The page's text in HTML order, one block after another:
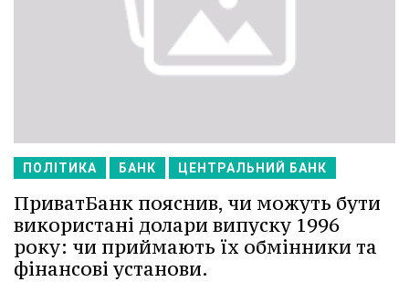
ПОЛІТИКА БАНК ЦЕНТРАЛЬНИЙ БАНК
ПриватБанк пояснив, чи можуть бути
використані долари випуску 1996
року: чи приймають їх обмінники та
фінансові установи.